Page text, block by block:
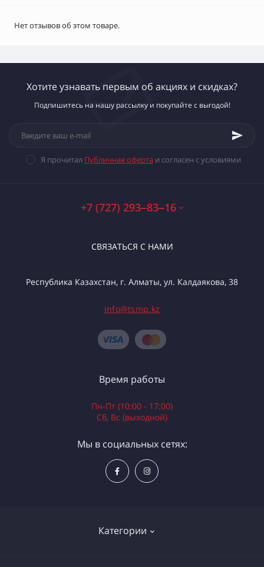
Нет отзывов об этом товаре.
Хотите узнавать первым об акциях и скидках?
Подпишитесь на нашу рассылку и покупайте с выгодой!
Я прочитал Публичная оферта и согласен с условиями
+7 (727) 293‒83‒16
СВЯЗАТЬСЯ С НАМИ
Республика Казахстан, г. Алматы, ул. Калдаякова, 38
info@tsmp.kz
Категории
Время работы
Пн-Пт (10:00 - 17:00)
Сб, Вс (выходной)
Мы в социальных сетях: